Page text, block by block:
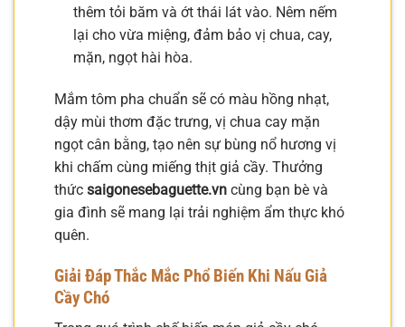
thêm tỏi băm và ớt thái lát vào. Nêm nếm
lại cho vừa miệng, đảm bảo vị chua, cay,
mặn, ngọt hài hòa.
Mắm tôm pha chuẩn sẽ có màu hồng nhạt,
dậy mùi thơm đặc trưng, vị chua cay mặn
ngọt cân bằng, tạo nên sự bùng nổ hương vị
khi chấm cùng miếng thịt giả cầy. Thưởng
thức saigonesebaguette.vn cùng bạn bè và
gia đình sẽ mang lại trải nghiệm ẩm thực khó
quên.
Giải Đáp Thắc Mắc Phổ Biến Khi Nấu Giả
Cầy Chó